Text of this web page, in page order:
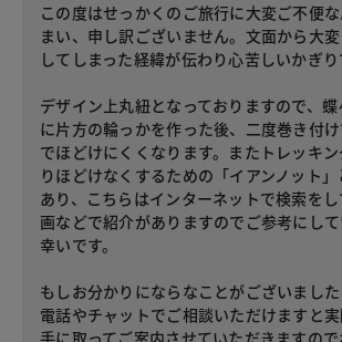
この度はせっかくのご旅行に大変ご不便
まい、申し訳ございません。文面から大
してしまった経緯が伝わり心苦しいかぎり
デザイン上丸紐となっておりますので、
に片方の輪っかを作った後、二度巻き付
でほどけにくくなります。またトレッキ
りほどけなくするための「イアンノット
あり、こちらはインターネットで検索を
画などで紹介がありますのでご参考にし
幸いです。
もしお分かりにならなことがございまし
電話やチャットでご相談いただけますと